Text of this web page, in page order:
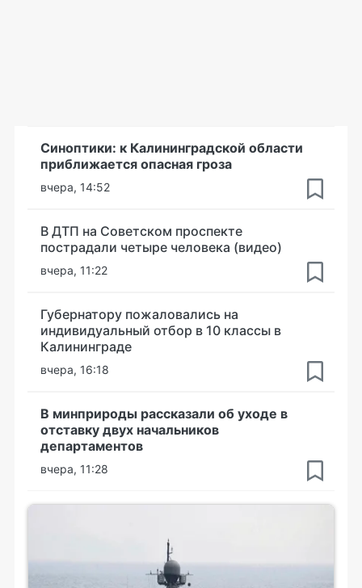
Синоптики: к Калининградской области
приближается опасная гроза
вчера, 14:52
В ДТП на Советском проспекте
пострадали четыре человека (видео)
вчера, 11:22
Губернатору пожаловались на
индивидуальный отбор в 10 классы в
Калининграде
вчера, 16:18
В минприроды рассказали об уходе в
отставку двух начальников
департаментов
вчера, 11:28